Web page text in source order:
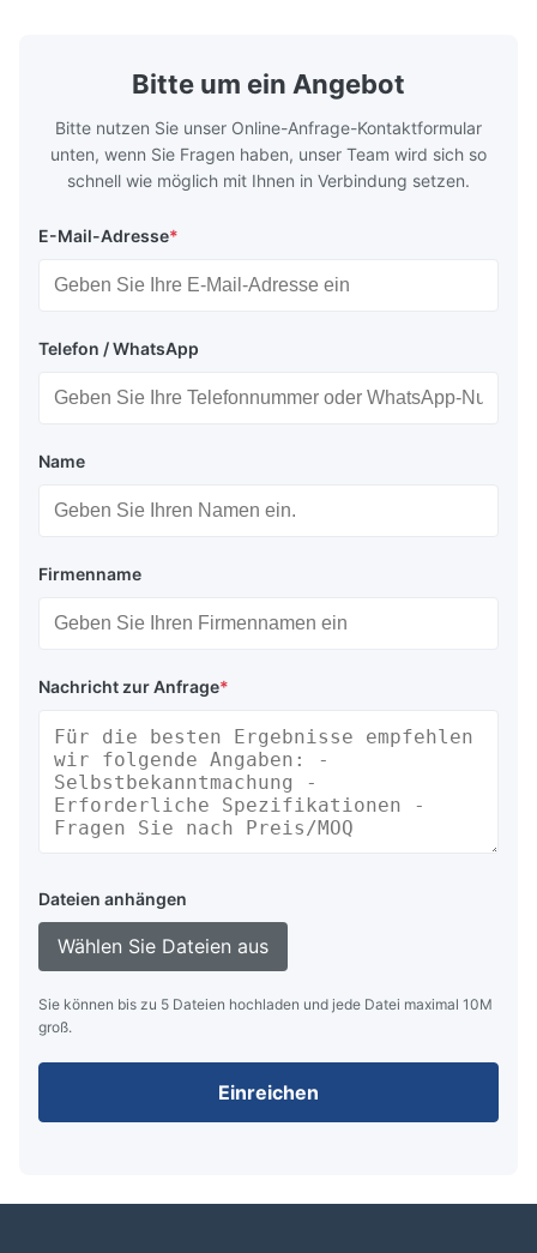
Bitte um ein Angebot
Bitte nutzen Sie unser Online-Anfrage-Kontaktformular
unten, wenn Sie Fragen haben, unser Team wird sich so
schnell wie möglich mit Ihnen in Verbindung setzen.
E-Mail-Adresse*
Telefon / WhatsApp
Name
Firmenname
Nachricht zur Anfrage*
Dateien anhängen
Wählen Sie Dateien aus
Sie können bis zu 5 Dateien hochladen und jede Datei maximal 10M
groß.
Einreichen